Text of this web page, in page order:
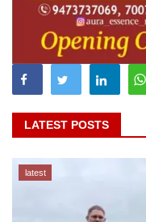
LATEST POSTS
latest